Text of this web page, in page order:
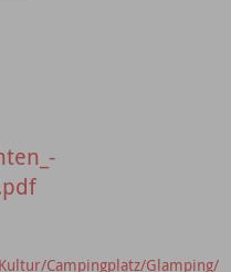
Campingplatz/Glamping/